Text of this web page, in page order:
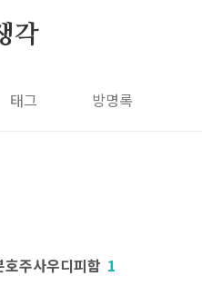
각
태그 방명록
호주사우디피함 1